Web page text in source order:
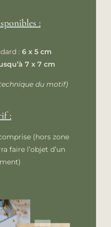
:
: 6 x 5 cm
7 x 7 cm
du motif)
:
(hors zone
faire l’objet d’un